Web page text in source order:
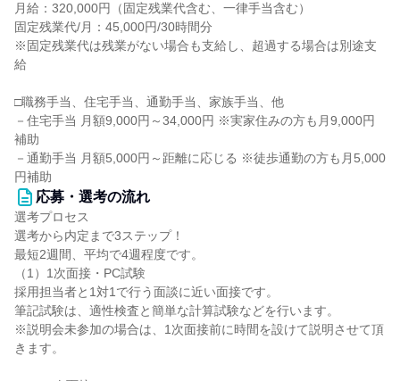
月給：320,000円（固定残業代含む、一律手当含む）
固定残業代/月：45,000円/30時間分
※固定残業代は残業がない場合も支給し、超過する場合は別途支
給
□職務手当、住宅手当、通勤手当、家族手当、他
－住宅手当 月額9,000円～34,000円 ※実家住みの方も月9,000円
補助
－通勤手当 月額5,000円～距離に応じる ※徒歩通勤の方も月5,000
円補助
応募・選考の流れ
選考プロセス
選考から内定まで3ステップ！
最短2週間、平均で4週程度です。
（1）1次面接・PC試験
採用担当者と1対1で行う面談に近い面接です。
筆記試験は、適性検査と簡単な計算試験などを行います。
※説明会未参加の場合は、1次面接前に時間を設けて説明させて頂
きます。